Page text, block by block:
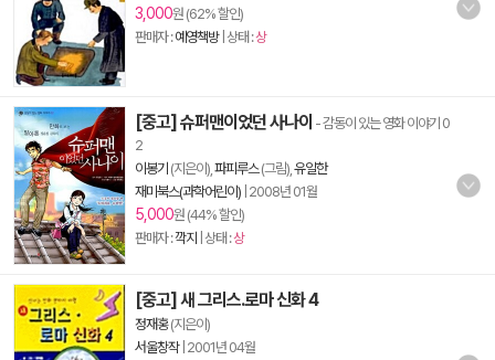
3,000원 (62% 할인)
판매자 :예영책방| 상태 :상
[중고] 슈퍼맨이었던 사나이 - 감동이 있는 영화 이야기 0
2
이봉기 (지은이), 파피루스(그림), 유일한
재미북스(과학어린이) 2008년 01월
5,000원 (44% 할인)
판매자 :깍지 | 상태 :상
[중고] 새 그리스.로마 신화 4
정재홍(지은이)
서울창작| 2001년 04월